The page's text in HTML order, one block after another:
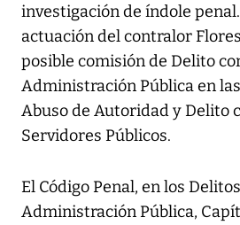
investigación de índole
actuación del contralor
posible comisión de Delito
Administración Pública en
Abuso de Autoridad y Delito
Servidores Públicos.
El Código Penal, en los
Administración Pública,